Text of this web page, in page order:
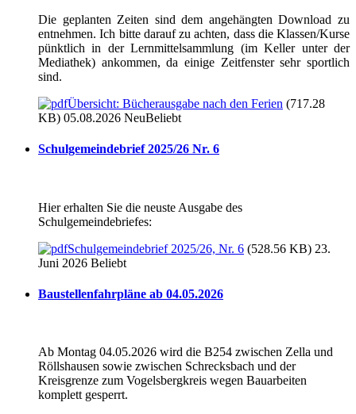
Die geplanten Zeiten sind dem angehängten Download zu
entnehmen. Ich bitte darauf zu achten, dass die Klassen/Kurse
pünktlich in der Lernmittelsammlung (im Keller unter der
Mediathek) ankommen, da einige Zeitfenster sehr sportlich
sind.
Übersicht: Bücherausgabe nach den Ferien (717.28
KB) 05.08.2026 NeuBeliebt
Schulgemeindebrief 2025/26 Nr. 6
Hier erhalten Sie die neuste Ausgabe des
Schulgemeindebriefes:
Schulgemeindebrief 2025/26, Nr. 6 (528.56 KB) 23.
Juni 2026 Beliebt
Baustellenfahrpläne ab 04.05.2026
Ab Montag 04.05.2026 wird die B254 zwischen Zella und
Röllshausen sowie zwischen Schrecksbach und der
Kreisgrenze zum Vogelsbergkreis wegen Bauarbeiten
komplett gesperrt.